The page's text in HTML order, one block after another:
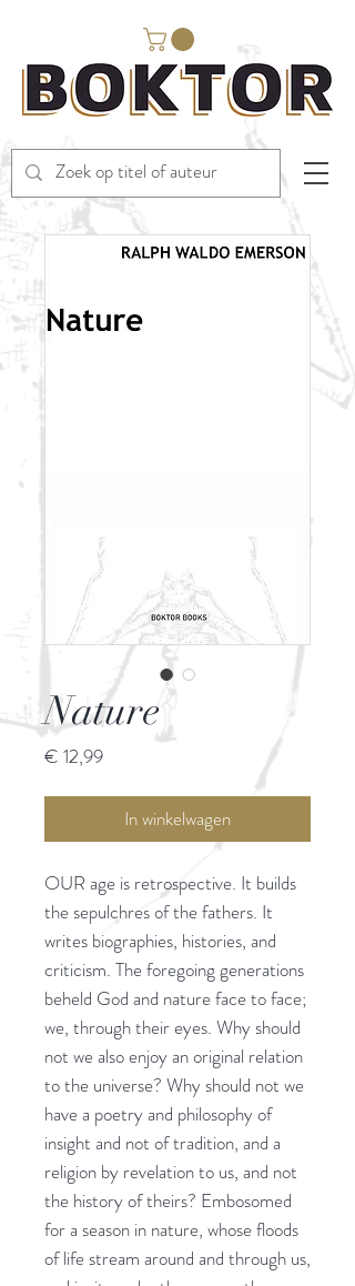
Nature
€ 12,99Prijs
In winkelwagen
OUR age is retrospective. It builds
the sepulchres of the fathers. It
writes biographies, histories, and
criticism. The foregoing generations
beheld God and nature face to face;
we, through their eyes. Why should
not we also enjoy an original relation
to the universe? Why should not we
have a poetry and philosophy of
insight and not of tradition, and a
religion by revelation to us, and not
the history of theirs? Embosomed
for a season in nature, whose floods
of life stream around and through us,